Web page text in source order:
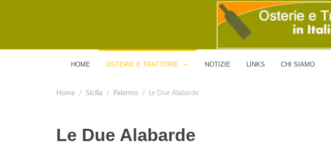
HOME OSTERIE E TRATTORIE NOTIZIE LINKS CHI SIAMO
Home Sicilia Palermo Le Due Alabarde
Le Due Alabarde